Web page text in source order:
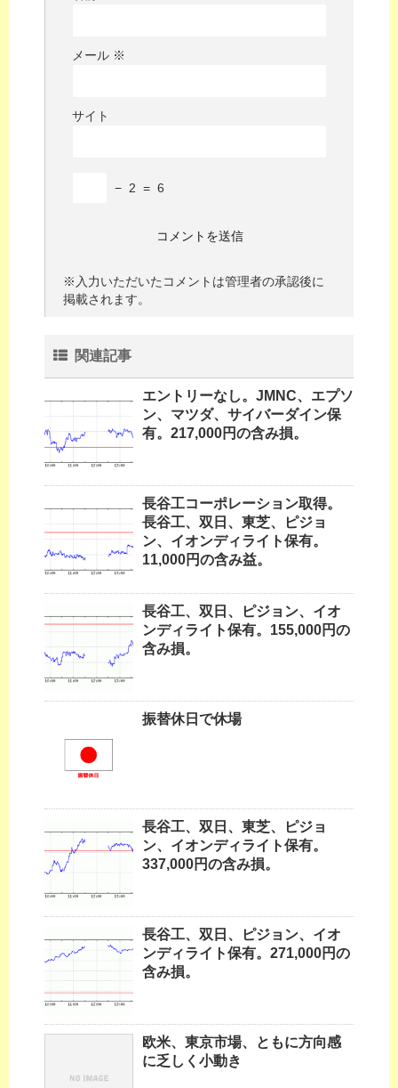
メール ※
サイト
− 2 = 6
※入力いただいたコメントは管理者の承認後に
掲載されます。
関連記事
エントリーなし。JMNC、エプソ
ン、マツダ、サイバーダイン保
有。217,000円の含み損。
長谷工コーポレーション取得。
長谷工、双日、東芝、ピジョ
ン、イオンディライト保有。
11,000円の含み益。
長谷工、双日、ピジョン、イオ
ンディライト保有。155,000円の
含み損。
振替休日で休場
長谷工、双日、東芝、ピジョ
ン、イオンディライト保有。
337,000円の含み損。
長谷工、双日、ピジョン、イオ
ンディライト保有。271,000円の
含み損。
欧米、東京市場、ともに方向感
に乏しく小動き